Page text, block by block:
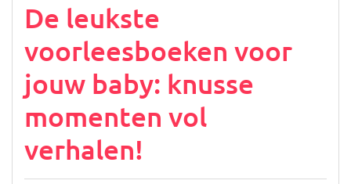
De leukste
voorleesboeken voor
jouw baby: knusse
momenten vol
verhalen!